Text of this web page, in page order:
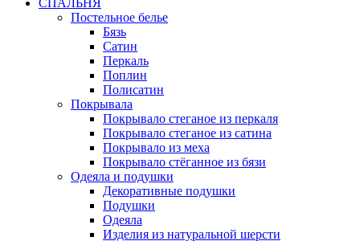
СПАЛЬНЯ
Постельное белье
Бязь
Сатин
Перкаль
Поплин
Полисатин
Покрывала
Покрывало стеганое из перкаля
Покрывало стеганое из сатина
Покрывало из меха
Покрывало стёганное из бязи
Одеяла и подушки
Декоративные подушки
Подушки
Одеяла
Изделия из натуральной шерсти